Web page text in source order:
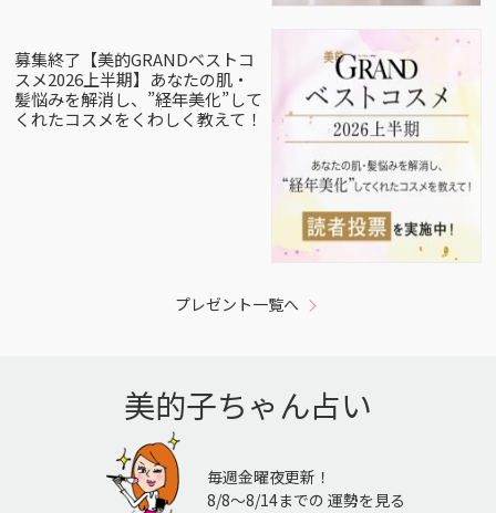
募集終了【美的GRANDベストコ
スメ2026上半期】あなたの肌・
髪悩みを解消し、”経年美化”して
くれたコスメをくわしく教えて！
プレゼント一覧へ
美的子ちゃん占い
毎週金曜夜更新！
8/8〜8/14までの 運勢を見る